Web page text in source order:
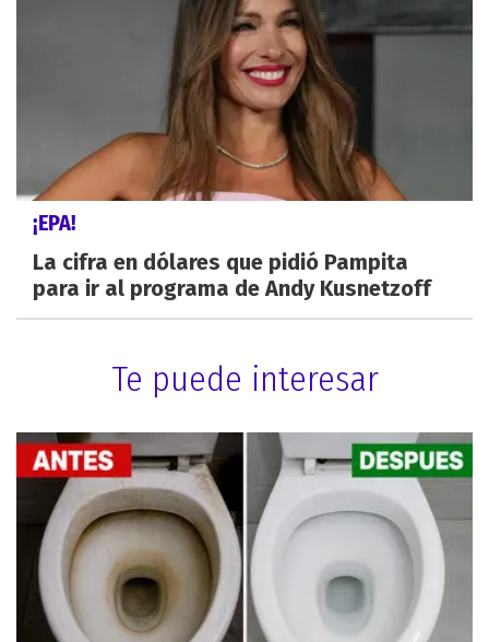
¡EPA!
La cifra en dólares que pidió Pampita
para ir al programa de Andy Kusnetzoff
Te puede interesar